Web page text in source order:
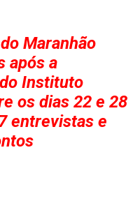
Maranhão
após a
Instituto
os dias 22 e 28
entrevistas e